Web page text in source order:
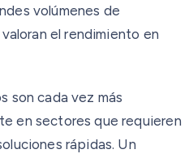
volúmenes de
el rendimiento en
son cada vez más
en sectores que requieren
rápidas. Un